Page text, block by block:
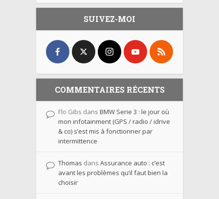
SUIVEZ-MOI
COMMENTAIRES RÉCENTS
Flo Gibs dans BMW Serie 3 : le jour où
mon infotainment (GPS / radio / idrive
& co) s’est mis à fonctionner par
intermittence
Thomas dans Assurance auto : c’est
avant les problèmes qu’il faut bien la
choisir